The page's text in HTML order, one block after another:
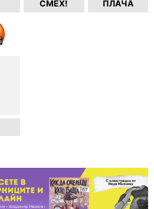
СМЕХ! ПЛАЧА